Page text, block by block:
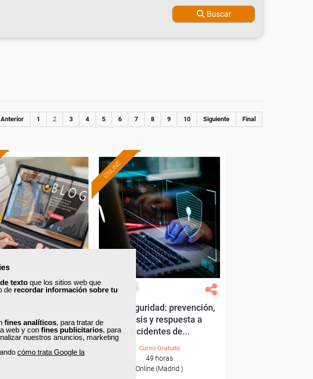
texto que los sitios web que
de recordar información sobre tu
fines analíticos, para tratar de
web y con fines publicitarios, para
nuestros anuncios, marketing
cómo trata Google la
Buscar
Anterior 1 2 3 4 5 6 7 8 9 10 Siguiente Final
Formación 100%
subvencionada.
trabajadores y
de Madrid.
todos los sectores.
sociales
Curso Gratuito
60 horas
ONLINE
Formación 100%
subvencionada.
Para trabajadores y
autónomos de Madrid.
Para todos los sectores.
Cursos Femxa
Ciberseguridad: prevención,
análisis y respuesta a
incidentes de...
Curso Gratuito
49 horas
Online (Madrid )